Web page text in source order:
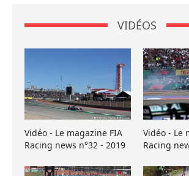
VIDÉOS
Vidéo - Le magazine FIA
Racing news n°32 - 2019
Vidéo - Le
Racing